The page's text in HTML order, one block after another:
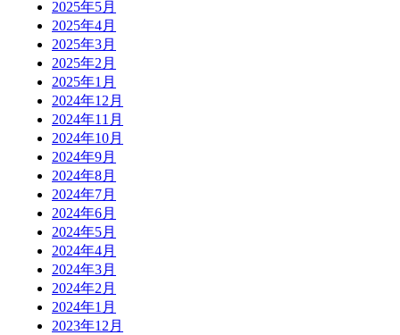
2025年5月
2025年4月
2025年3月
2025年2月
2025年1月
2024年12月
2024年11月
2024年10月
2024年9月
2024年8月
2024年7月
2024年6月
2024年5月
2024年4月
2024年3月
2024年2月
2024年1月
2023年12月